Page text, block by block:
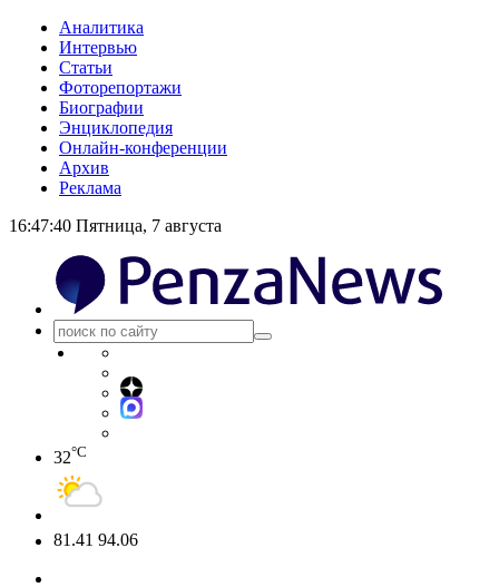
Аналитика
Интервью
Статьи
Фоторепортажи
Биографии
Энциклопедия
Онлайн-конференции
Архив
Реклама
16:47:40 Пятница, 7 августа
32°C
81.41 94.06